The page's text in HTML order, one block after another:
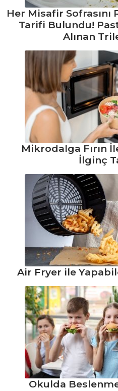
Böğürtlen
Şerbeti Tarifi, Nasıl
Yapılır?
Tarifi, Nasıl Yapılır?
Naneli Ayran
Tarifi, Nasıl Yapılır?
İçecekler Tüm
Tarifleri
MEZELER VE
Biber Borani
Pancarlı Ve
Balıklı Meze Tarifi,
Nasıl Yapılır?
Yeşil Zeytinli
Garnitür Tarifi,
Nasıl Yapılır?
Mezeler ve Soslar
Tüm Tarifleri
Her Misafir Sofrasını
Tarifi Bulundu!
Alınan
Mikrodalga Fırın
İlginç
Air Fryer ile
Okulda